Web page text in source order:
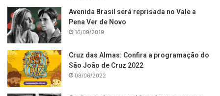
Avenida Brasil será reprisada no Vale a
Pena Ver de Novo
16/09/2019
Cruz das Almas: Confira a programação do
São João de Cruz 2022
08/06/2022